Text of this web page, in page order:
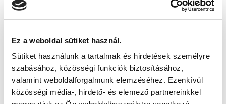
Ez a weboldal sütiket használ.
Sütiket használunk a tartalmak és hirdetések személyre
szabásához, közösségi funkciók biztosításához,
valamint weboldalforgalmunk elemzéséhez. Ezenkívül
közösségi média-, hirdető- és elemező partnereinkkel
DEMJÉN PATRIK DEBRECENBEN
FOLYTATJA
2026-01-28